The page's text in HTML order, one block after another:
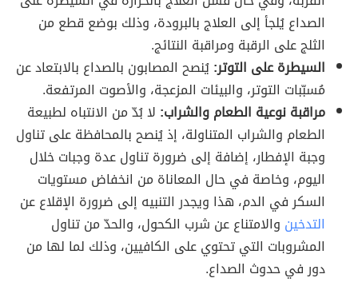
الصداع يُلجأ إلى العلاج بالبرودة، وذلك بوضع قطع من
الثلج على الرقبة ومراقبة النتائج.
السيطرة على التوتر:يُنصح المصابون بالصداع بالابتعاد عن
مُسبّبات التوتر، والبيئات المزعجة، والأصوت المرتفعة.
مراقبة نوعية الطعام والشراب: لا بُدّ من الانتباه لطبيعة
الطعام والشراب المتناولة، إذ يُنصح بالمحافظة على تناول
وجبة الإفطار، إضافة إلى ضرورة تناول عدة وجبات خلال
اليوم، وخاصة في حال المعاناة من انخفاض مستويات
السكر في الدم، هذا ويجدر التنبيه إلى ضرورة الإقلاع عن
التدخين والامتناع عن شرب الكحول، والحدّ من تناول
المشروبات التي تحتوي على الكافيين، وذلك لما لها من
دور في حدوث الصداع.